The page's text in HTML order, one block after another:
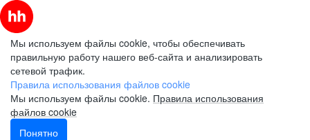
Мы используем файлы cookie, чтобы обеспечивать
правильную работу нашего веб-сайта и анализировать
сетевой трафик.
Правила использования файлов cookie
Мы используем файлы cookie. Правила использования
файлов cookie
Понятно